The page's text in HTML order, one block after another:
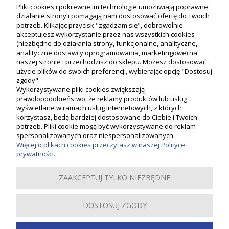
Moje konto
Informacje
O nas
Pliki cookies i pokrewne im technologie umożliwiają poprawne
działanie strony i pomagają nam dostosować ofertę do Twoich
potrzeb. Klikając przycisk "zgadzam się", dobrowolnie
akceptujesz wykorzystanie przez nas wszystkich cookies
(niezbędne do działania strony, funkcjonalne, analityczne,
analityczne dostawcy oprogramowania, marketingowe) na
naszej stronie i przechodzisz do sklepu. Możesz dostosować
użycie plików do swoich preferencji, wybierając opcję "Dostosuj
zgody".
Wykorzystywane pliki cookies zwiększają
prawdopodobieństwo, że reklamy produktów lub usług
wyświetlane w ramach usług internetowych, z których
korzystasz, będą bardziej dostosowane do Ciebie i Twoich
potrzeb. Pliki cookie mogą być wykorzystywane do reklam
spersonalizowanych oraz niespersonalizowanych.
Więcej o plikach cookies przeczytasz w naszej Polityce
prywatności.
ZAAKCEPTUJ TYLKO NIEZBĘDNE
DOSTOSUJ ZGODY